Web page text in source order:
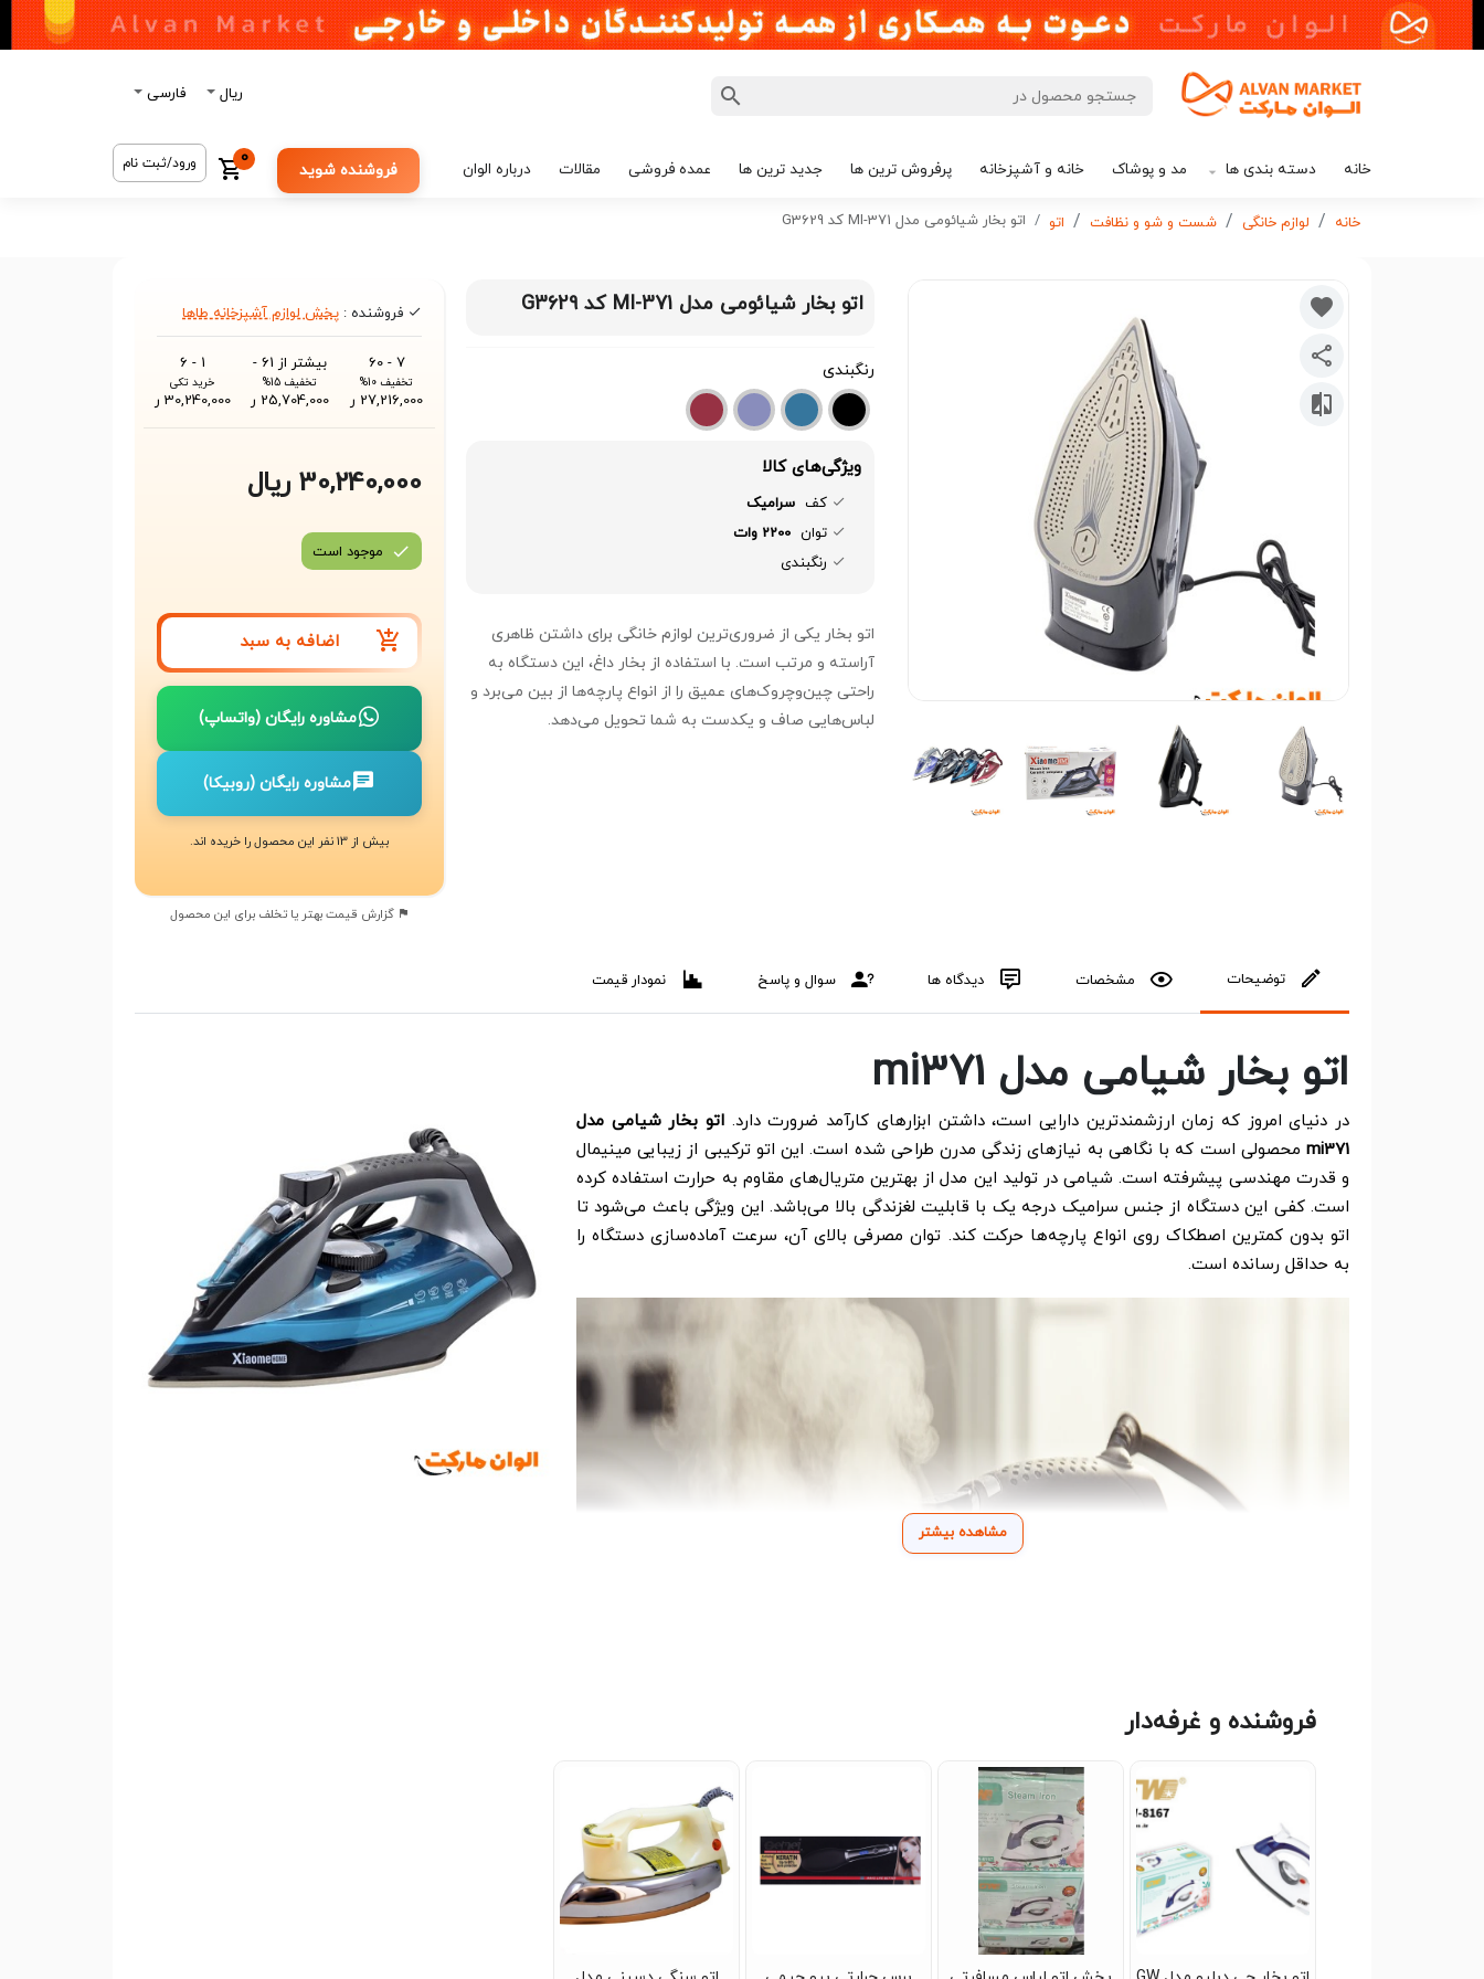
ریال فارسی
خانه دسته بندی ها مد و پوشاک خانه و آشپزخانه پرفروش ترین ها جدید ترین ها عمده فروشی مقالات درباره الوان فروشنده شوید
0 ورود/ثبت نام
خانه لوازم خانگی شست و شو و نظافت اتو اتو بخار شیائومی مدل MI-371 کد G3629
اتو بخار شیائومی مدل MI-371 کد G3629
رنگبندی
ویژگی‌های کالا
کف سرامیک
توان 2200 وات
رنگبندی
اتو بخار یکی از ضروری‌ترین لوازم خانگی برای داشتن ظاهری
آراسته و مرتب است. با استفاده از بخار داغ، این دستگاه به
راحتی چین‌وچروک‌های عمیق را از انواع پارچه‌ها از بین می‌برد و
لباس‌هایی صاف و یکدست به شما تحویل می‌دهد.
فروشنده : پخش لوازم آشپزخانه طاها
7 - 60
تخفیف 10%
27,216,000 ر
بیشتر از 61 -
تخفیف 15%
25,704,000 ر
1 - 6
خرید تکی
30,240,000 ر
30,240,000 ریال
موجود است
اضافه به سبد
مشاوره رایگان (واتساپ)
مشاوره رایگان (روبیکا)
بیش از 13 نفر این محصول را خریده اند.
گزارش قیمت بهتر یا تخلف برای این محصول
توضیحات مشخصات دیدگاه ها سوال و پاسخ نمودار قیمت
اتو بخار شیامی مدل mi371
در دنیای امروز که زمان ارزشمندترین دارایی است، داشتن ابزارهای کارآمد ضرورت دارد. اتو بخار شیامی مدل
mi371 محصولی است که با نگاهی به نیازهای زندگی مدرن طراحی شده است. این اتو ترکیبی از زیبایی مینیمال
و قدرت مهندسی پیشرفته است. شیامی در تولید این مدل از بهترین متریال‌های مقاوم به حرارت استفاده کرده
است. کفی این دستگاه از جنس سرامیک درجه یک با قابلیت لغزندگی بالا می‌باشد. این ویژگی باعث می‌شود تا
اتو بدون کمترین اصطکاک روی انواع پارچه‌ها حرکت کند. توان مصرفی بالای آن، سرعت آماده‌سازی دستگاه را
به حداقل رسانده است.
مشاهده بیشتر
فروشنده و غرفه‌دار